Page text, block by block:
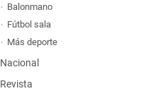
Balonmano
Fútbol sala
Más deporte
Nacional
Revista